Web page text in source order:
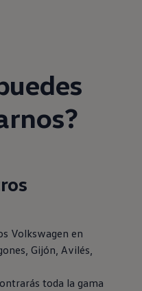
Volkswagen en
Gijón, Avilés,
toda la gama